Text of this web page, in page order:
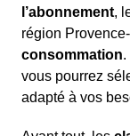
l’abonnement,
région
consommation.
vous pourrez
adapté à vos